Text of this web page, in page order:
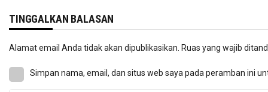
TINGGALKAN BALASAN
Alamat email Anda tidak akan dipublikasikan. Ruas yang wajib
Simpan nama, email, dan situs web saya pada peramban ini